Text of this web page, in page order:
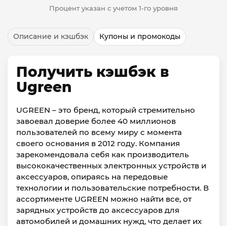
Процент указан с учетом 1-го уровня
Описание и кэшбэк Купоны и промокоды
Получить кэшбэк в
Ugreen
UGREEN – это бренд, который стремительно
завоевал доверие более 40 миллионов
пользователей по всему миру с момента
своего основания в 2012 году. Компания
зарекомендовала себя как производитель
высококачественных электронных устройств и
аксессуаров, опираясь на передовые
технологии и пользовательские потребности. В
ассортименте UGREEN можно найти все, от
зарядных устройств до аксессуаров для
автомобилей и домашних нужд, что делает их